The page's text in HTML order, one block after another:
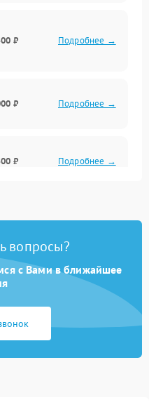
₽ Подробнее →
₽ Подробнее →
₽ Подробнее →
₽ Подробнее →
₽ Подробнее →
вопросы?
с Вами в ближайшее